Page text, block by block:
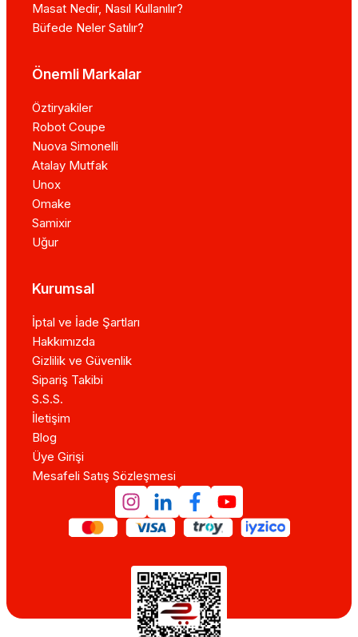
Masat Nedir, Nasıl Kullanılır?
Büfede Neler Satılır?
Önemli Markalar
Öztiryakiler
Robot Coupe
Nuova Simonelli
Atalay Mutfak
Unox
Omake
Samixir
Uğur
Kurumsal
İptal ve İade Şartları
Hakkımızda
Gizlilik ve Güvenlik
Sipariş Takibi
S.S.S.
İletişim
Blog
Üye Girişi
Mesafeli Satış Sözleşmesi